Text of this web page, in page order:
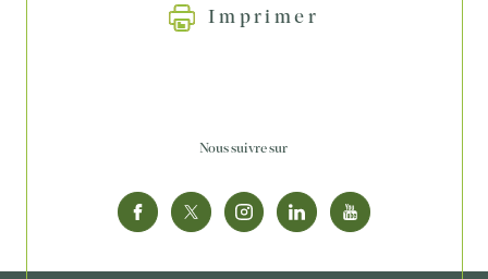
Imprimer
Nous suivre sur